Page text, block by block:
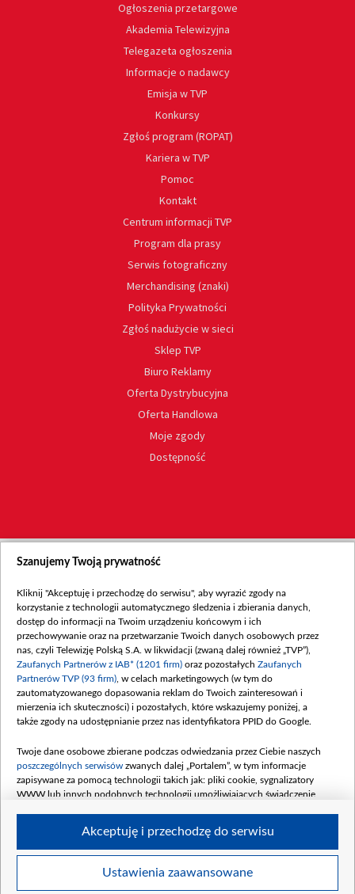
Ogłoszenia przetargowe
Akademia Telewizyjna
Telegazeta ogłoszenia
Informacje o nadawcy
Emisja w TVP
Konkursy
Zgłoś program (ROPAT)
Kariera w TVP
Pomoc
Kontakt
Centrum informacji TVP
Program dla prasy
Serwis fotograficzny
Merchandising (znaki)
Polityka Prywatności
Zgłoś nadużycie w sieci
Sklep TVP
Biuro Reklamy
Oferta Dystrybucyjna
Oferta Handlowa
Moje zgody
Dostępność
Szanujemy Twoją prywatność
Kliknij "Akceptuję i przechodzę do serwisu", aby wyrazić zgody na
korzystanie z technologii automatycznego śledzenia i zbierania danych,
dostęp do informacji na Twoim urządzeniu końcowym i ich
przechowywanie oraz na przetwarzanie Twoich danych osobowych przez
nas, czyli Telewizję Polską S.A. w likwidacji (zwaną dalej również „TVP”),
Zaufanych Partnerów z IAB* (1201 firm) oraz pozostałych Zaufanych
Partnerów TVP (93 firm) , w celach marketingowych (w tym do
zautomatyzowanego dopasowania reklam do Twoich zainteresowań i
mierzenia ich skuteczności) i pozostałych, które wskazujemy poniżej, a
także zgody na udostępnianie przez nas identyfikatora PPID do Google.
Twoje dane osobowe zbierane podczas odwiedzania przez Ciebie naszych
poszczególnych serwisów zwanych dalej „Portalem”, w tym informacje
zapisywane za pomocą technologii takich jak: pliki cookie, sygnalizatory
WWW lub innych podobnych technologii umożliwiających świadczenie
Twoje dane osobowe zbierane podczas odwiedzania przez Ciebie
Ustawienia zaawansowane
Akceptuję i przechodzę do serwisu